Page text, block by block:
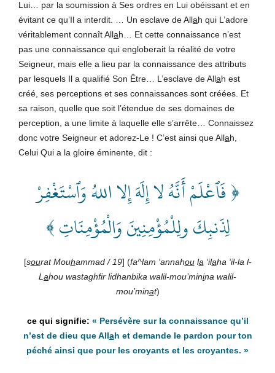
Lui… par la soumission à Ses ordres en Lui obéissant et en
évitant ce qu’Il a interdit. … Un esclave de Allah qui L’adore
véritablement connaît Allah… Et cette connaissance n’est
pas une connaissance qui engloberait la réalité de votre
Seigneur, mais elle a lieu par la connaissance des attributs
par lesquels Il a qualifié Son Être… L’esclave de Allah est
créé, ses perceptions et ses connaissances sont créées. Et
sa raison, quelle que soit l’étendue de ses domaines de
perception, a une limite à laquelle elle s’arrête… Connaissez
donc votre Seigneur et adorez-Le ! C’est ainsi que Allah,
Celui Qui a la gloire éminente, dit :
﴿ فَٱعْلَمْ أَنَّهُ لا إِلَهَ إِلا اللهُ وَٱسْتَغْفِرْ
لِذَنبِكَ ولِلْمُؤْمِنِينَ وَالْمُؤْمِنَاتِ ﴾
[sourat Mouhammad / 19] (fa^lam ‘annahoula ‘ilaha ‘il-la l-
L ahou wastaghfir lidhanbika walil-mou’minina walil-
mou’minat)
« Persévère sur la connaissance qu’il
n’est de dieu que Allah et demande le pardon pour ton
péché ainsi que pour les croyants et les croyantes. »